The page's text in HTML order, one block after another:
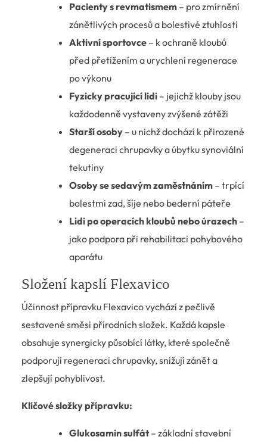
Pacienty s revmatismem – pro zmírnění
zánětlivých procesů a bolestivé ztuhlosti
Aktivní sportovce – k ochraně kloubů
před přetížením a urychlení regenerace
po výkonu
Fyzicky pracující lidi – jejichž klouby jsou
každodenně vystaveny zvýšené zátěži
Starší osoby – u nichž dochází k přirozené
degeneraci chrupavky a úbytku synoviální
tekutiny
Osoby se sedavým zaměstnáním – trpící
bolestmi zad, šíje nebo bederní páteře
Lidi po operacích kloubů nebo úrazech –
jako podpora při rehabilitaci pohybového
aparátu
Složení kapslí Flexavico
Účinnost přípravku Flexavico vychází z pečlivě
sestavené směsi přírodních složek. Každá kapsle
obsahuje synergicky působící látky, které společně
podporují regeneraci chrupavky, snižují zánět a
zlepšují pohyblivost.
Klíčové složky přípravku:
Glukosamin sulfát– základní stavební